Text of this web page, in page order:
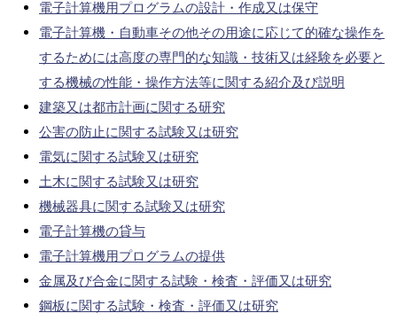
電子計算機用プログラムの設計・作成又は保守
電子計算機・自動車その他その用途に応じて的確な操作を
するためには高度の専門的な知識・技術又は経験を必要と
する機械の性能・操作方法等に関する紹介及び説明
建築又は都市計画に関する研究
公害の防止に関する試験又は研究
電気に関する試験又は研究
土木に関する試験又は研究
機械器具に関する試験又は研究
電子計算機の貸与
電子計算機用プログラムの提供
金属及び合金に関する試験・検査・評価又は研究
鋼板に関する試験・検査・評価又は研究